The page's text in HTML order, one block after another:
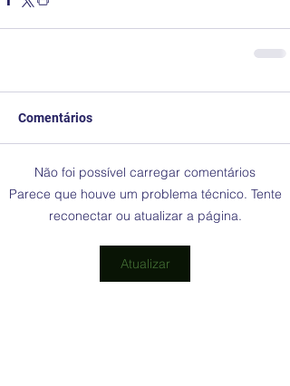
Comentários
Não foi possível carregar comentários
Parece que houve um problema técnico. Tente
reconectar ou atualizar a página.
Atualizar